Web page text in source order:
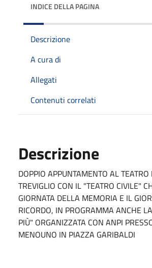
INDICE DELLA PAGINA
Descrizione
A cura di
Allegati
Contenuti correlati
Descrizione
DOPPIO APPUNTAMENTO AL TEATRO
TREVIGLIO CON IL "TEATRO CIVILE"
GIORNATA DELLA MEMORIA E IL
RICORDO, IN PROGRAMMA ANCHE
PIÙ" ORGANIZZATA CON ANPI
MENOUNO IN PIAZZA GARIBALDI